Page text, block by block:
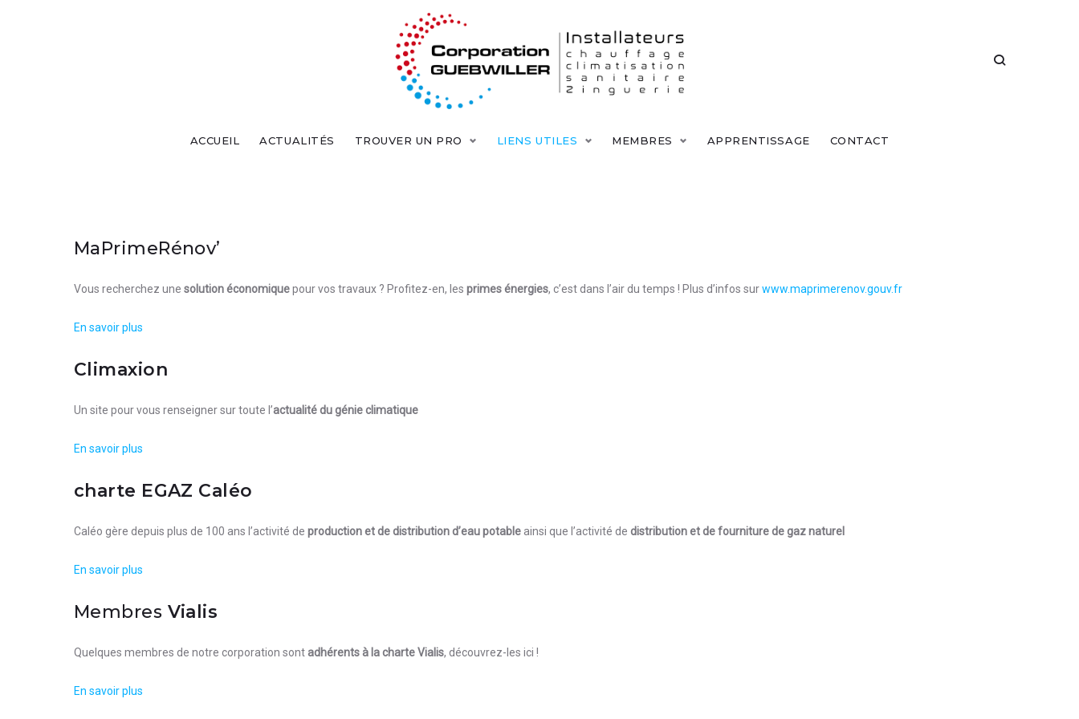
ACCUEIL ACTUALITÉS TROUVER UN PRO LIENS UTILES MEMBRES APPRENTISSAGE CONTACT
MaPrimeRénov’
Vous recherchez une solution économiquepour vos travaux ? Profitez-en, les primes énergies, c’est dans l’air du temps ! Plus d’infos surwww.maprimerenov.gouv.fr
En savoir plus
Climaxion
Un site pour vous renseigner sur toute l’actualité du génie climatique
En savoir plus
charte EGAZ Caléo
Caléo gère depuis plus de 100 ans l’activité de production et de distribution d’eau potable ainsi que l’activité de distribution et de fourniture de gaz naturel
En savoir plus
Membres Vialis
Quelques membres de notre corporation sontadhérents à la charte Vialis, découvrez-les ici !
En savoir plus